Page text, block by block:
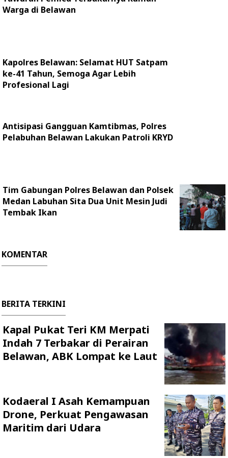
Warga di Belawan
Kapolres Belawan: Selamat HUT Satpam
ke-41 Tahun, Semoga Agar Lebih
Profesional Lagi
Antisipasi Gangguan Kamtibmas, Polres
Pelabuhan Belawan Lakukan Patroli KRYD
Tim Gabungan Polres Belawan dan Polsek
Medan Labuhan Sita Dua Unit Mesin Judi
Tembak Ikan
KOMENTAR
BERITA TERKINI
Kapal Pukat Teri KM Merpati
Indah 7 Terbakar di Perairan
Belawan, ABK Lompat ke Laut
Kodaeral I Asah Kemampuan
Drone, Perkuat Pengawasan
Maritim dari Udara